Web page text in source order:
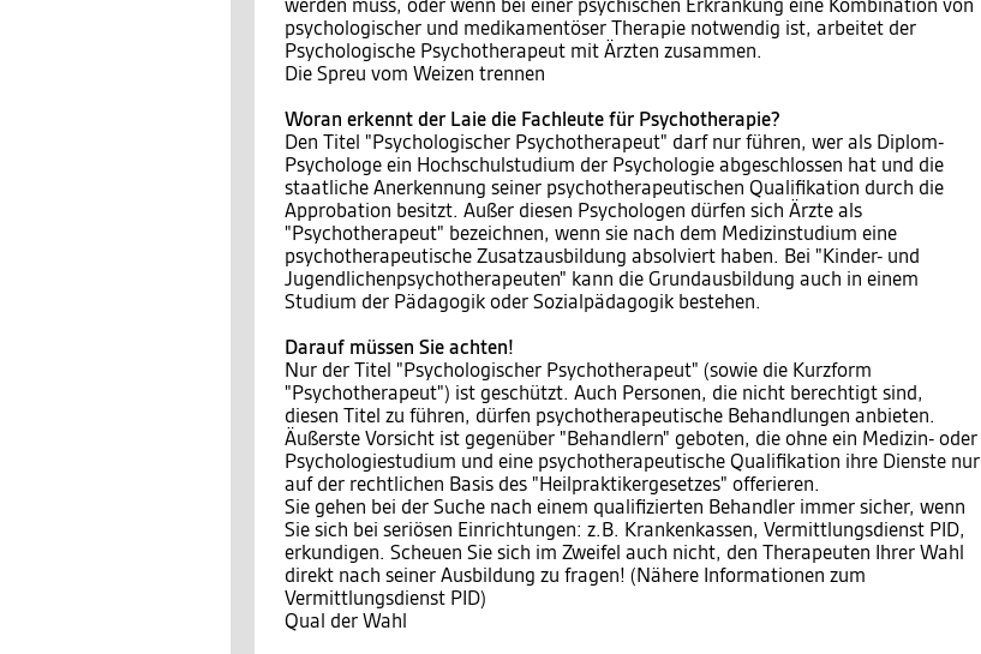
werden muss, oder wenn bei einer psychischen Erkrankung eine Kombination von
psychologischer und medikamentöser Therapie notwendig ist, arbeitet der
Psychologische Psychotherapeut mit Ärzten zusammen.
Die Spreu vom Weizen trennen
Woran erkennt der Laie die Fachleute für Psychotherapie?
Den Titel "Psychologischer Psychotherapeut" darf nur führen, wer als Diplom-
Psychologe ein Hochschulstudium der Psychologie abgeschlossen hat und die
staatliche Anerkennung seiner psychotherapeutischen Qualifikation durch die
Approbation besitzt. Außer diesen Psychologen dürfen sich Ärzte als
"Psychotherapeut" bezeichnen, wenn sie nach dem Medizinstudium eine
psychotherapeutische Zusatzausbildung absolviert haben. Bei "Kinder- und
Jugendlichenpsychotherapeuten" kann die Grundausbildung auch in einem
Studium der Pädagogik oder Sozialpädagogik bestehen.
Darauf müssen Sie achten!
Nur der Titel "Psychologischer Psychotherapeut" (sowie die Kurzform
"Psychotherapeut") ist geschützt. Auch Personen, die nicht berechtigt sind,
diesen Titel zu führen, dürfen psychotherapeutische Behandlungen anbieten.
Äußerste Vorsicht ist gegenüber "Behandlern" geboten, die ohne ein Medizin- oder
Psychologiestudium und eine psychotherapeutische Qualifikation ihre Dienste nur
auf der rechtlichen Basis des "Heilpraktikergesetzes" offerieren.
Sie gehen bei der Suche nach einem qualifizierten Behandler immer sicher, wenn
Sie sich bei seriösen Einrichtungen: z.B. Krankenkassen, Vermittlungsdienst PID,
erkundigen. Scheuen Sie sich im Zweifel auch nicht, den Therapeuten Ihrer Wahl
direkt nach seiner Ausbildung zu fragen! (Nähere Informationen zum
Vermittlungsdienst PID)
Qual der Wahl